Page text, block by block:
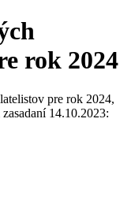
rok 2024
pre rok 2024,
14.10.2023: